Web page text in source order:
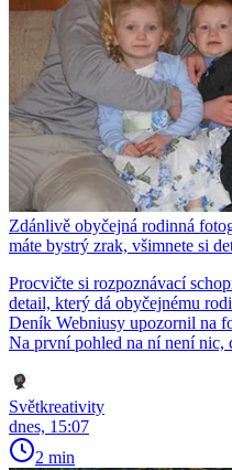
Zdánlivě obyčejná rodinná
máte bystrý zrak, všimnete si
Procvičte si rozpoznávací
detail, který dá obyčejnému
Deník Webniusy upozornil na
Na první pohled na ní není nic,
Světkreativity
dnes, 15:07
2 min